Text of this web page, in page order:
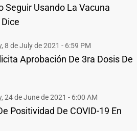
Seguir Usando La Vacuna
8 de July de 2021 - 6:59 PM
Aprobación De 3ra Dosis De
24 de June de 2021 - 6:00 AM
Positividad De COVID-19 En